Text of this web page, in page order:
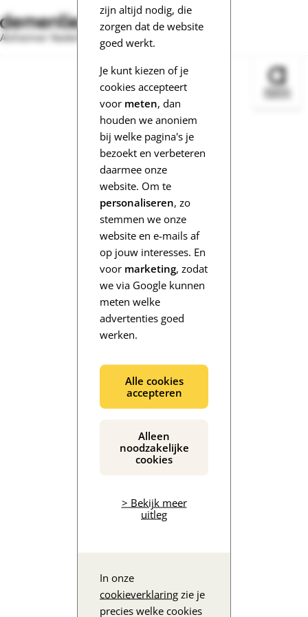
zijn altijd nodig, die
zorgen dat de website
goed werkt.
Je kunt kiezen of je
cookies accepteert
voor meten, dan
houden we anoniem
bij welke pagina's je
bezoekt en verbeteren
daarmee onze
website. Om te
personaliseren, zo
stemmen we onze
website en e-mails af
op jouw interesses. En
voor marketing, zodat
we via Google kunnen
meten welke
advertenties goed
werken.
Alle cookies
accepteren
Alleen
noodzakelijke
cookies
> Bekijk meer
uitleg
In onze
cookieverklaring zie je
precies welke cookies
Alzheimer Nederland
De inhoud wordt geladen...